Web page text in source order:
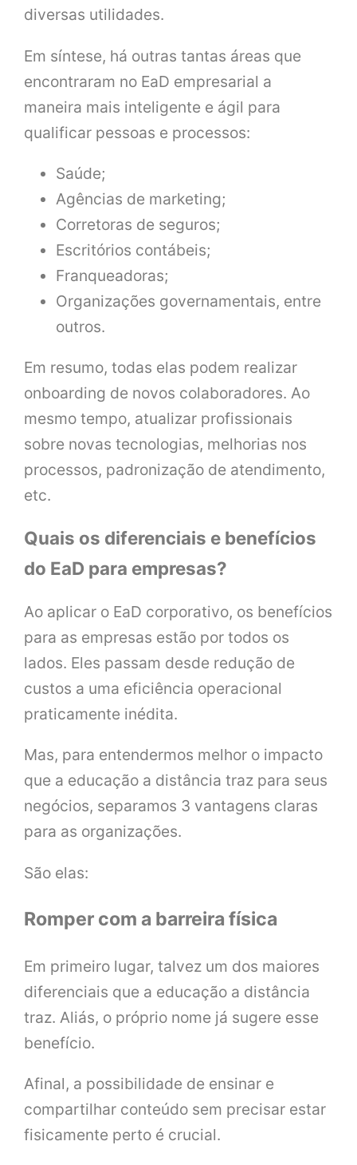
diversas utilidades.
Em síntese, há outras tantas áreas que
encontraram no EaD empresarial a
maneira mais inteligente e ágil para
qualificar pessoas e processos:
Saúde;
Agências de marketing;
Corretoras de seguros;
Escritórios contábeis;
Franqueadoras;
Organizações governamentais, entre
outros.
Em resumo, todas elas podem realizar
onboarding de novos colaboradores. Ao
mesmo tempo, atualizar profissionais
sobre novas tecnologias, melhorias nos
processos, padronização de atendimento,
etc.
Quais os diferenciais e benefícios
do EaD para empresas?
Ao aplicar o EaD corporativo, os benefícios
para as empresas estão por todos os
lados. Eles passam desde redução de
custos a uma eficiência operacional
praticamente inédita.
Mas, para entendermos melhor o impacto
que a educação a distância traz para seus
negócios, separamos 3 vantagens claras
para as organizações.
São elas:
Romper com a barreira física
Em primeiro lugar, talvez um dos maiores
diferenciais que a educação a distância
traz. Aliás, o próprio nome já sugere esse
benefício.
Afinal, a possibilidade de ensinar e
compartilhar conteúdo sem precisar estar
fisicamente perto é crucial.